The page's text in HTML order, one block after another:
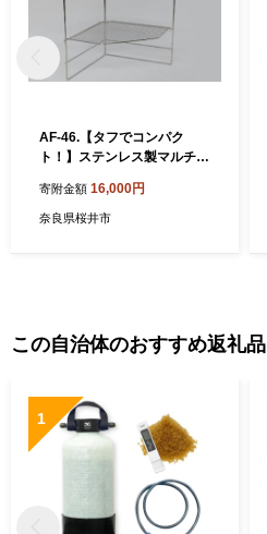
AF-46.【タフでコンパク
ト！】ステンレス製マルチス
二つ折り式
寄附金額 16,000円
奈良県桜井市
この自治体のおすすめ返礼品
1